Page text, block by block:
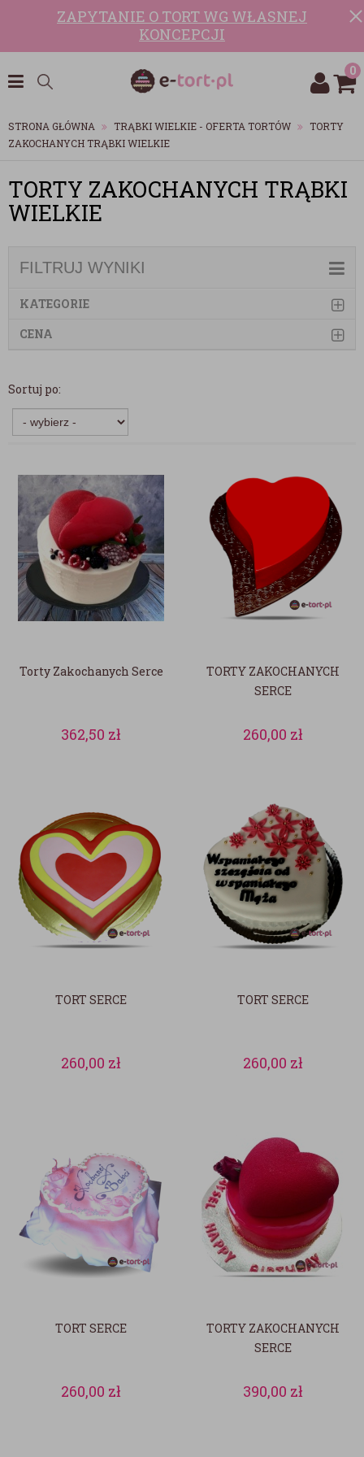
ZAPYTANIE O TORT WG WŁASNEJ
KONCEPCJI
0
STRONA GŁÓWNA TRĄBKI WIELKIE - OFERTA TORTÓW
TORTY
ZAKOCHANYCH TRĄBKI WIELKIE
TORTY ZAKOCHANYCH TRĄBKI
WIELKIE
FILTRUJ WYNIKI
KATEGORIE
CENA
Sortuj po:
Torty Zakochanych Serce
362,50 zł
TORTY ZAKOCHANYCH
SERCE
260,00 zł
TORT SERCE
260,00 zł
TORT SERCE
260,00 zł
TORT SERCE
260,00 zł
TORTY ZAKOCHANYCH
SERCE
390,00 zł